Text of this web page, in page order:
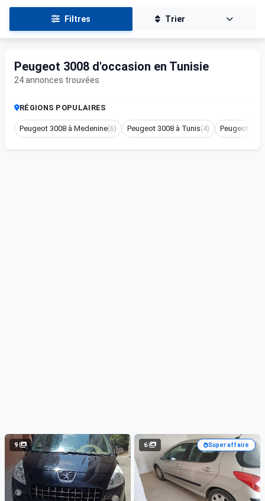
Filtres Trier
Peugeot 3008 d'occasion en Tunisie
24 annonces trouvées
RÉGIONS POPULAIRES
Peugeot 3008 à Medenine(6) Peugeot 3008 à Tunis(4) Peugeot
9 6 Super affaire